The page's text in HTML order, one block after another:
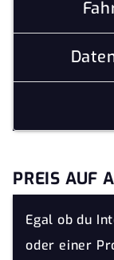
PREIS AUF
Egal ob du
oder einer